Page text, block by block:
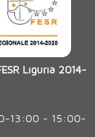
Liguria 2014-
13:00 - 15:00-